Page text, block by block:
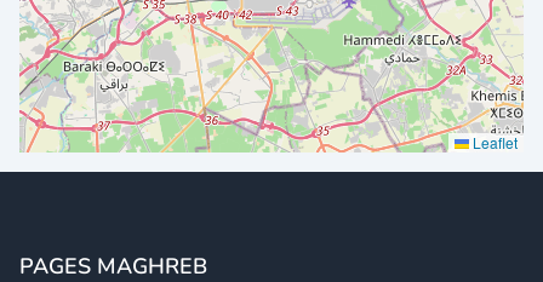
Leaflet
PAGES MAGHREB